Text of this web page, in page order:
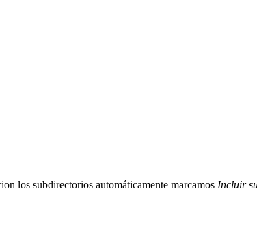
los subdirectorios automáticamente marcamos Incluir